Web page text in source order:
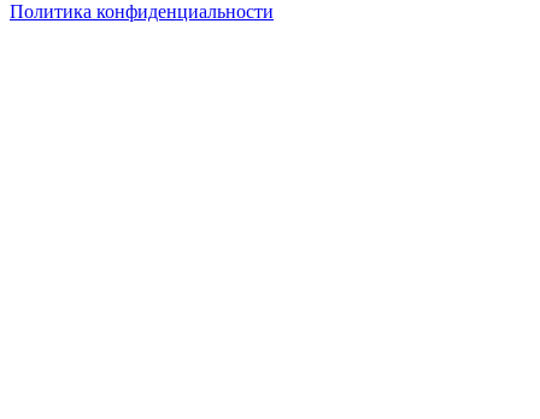
Политика конфиденциальности